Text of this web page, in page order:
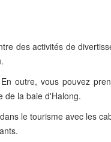
des activités de
outre, vous pouvez
de la baie d'Halong.
le tourisme avec les